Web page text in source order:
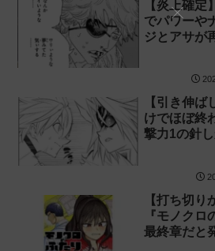
【炎上確
でパワーや
ジとアサが
【引き伸
けでほぼ終
撃力1の針
【打ち切
『モノクロ
最終章だと